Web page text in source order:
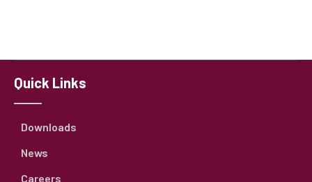
Quick Links
Downloads
News
Careers